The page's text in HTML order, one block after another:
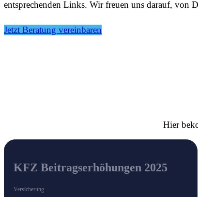
entsprechenden Links. Wir freuen uns darauf, von
Jetzt Beratung vereinbaren
Hier
KFZ Beitragserhöhungen 2025
Versicherung